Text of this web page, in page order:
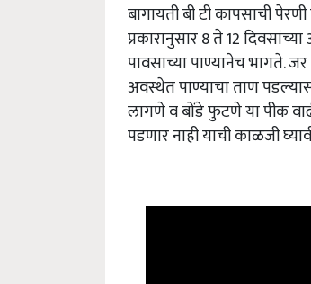
बागायती बी टी कापसाची
प्रकारानुसार 8 ते 12
पावसाच्या पाण्यानेच भागते.
अवस्थेत पाण्याचा ताण
लागणे व बोंडे फुटणे या पीक
पडणार नाही याची काळजी